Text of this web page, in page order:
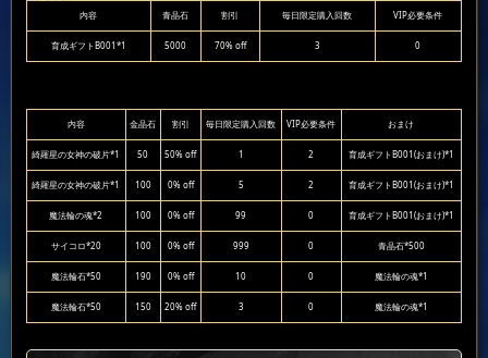
内容 青晶石 割引 毎日限定購入回数 VIP必要条件
育成ギフトB001*1 5000 70% off 3 0
内容 金晶石 割引 毎日限定購入回数 VIP必要条件 おまけ
綺羅星の女神の破片*1 50 50% off 1 2 育成ギフトB001(おまけ)*1
綺羅星の女神の破片*1 100 0% off 5 2 育成ギフトB001(おまけ)*1
魔法輪の魂*2 100 0% off 99 0 育成ギフトB001(おまけ)*1
サイコロ*20 100 0% off 999 0 青晶石*500
魔法輪石*50 190 0% off 10 0 魔法輪の魂*1
魔法輪石*50 150 20% off 3 0 魔法輪の魂*1